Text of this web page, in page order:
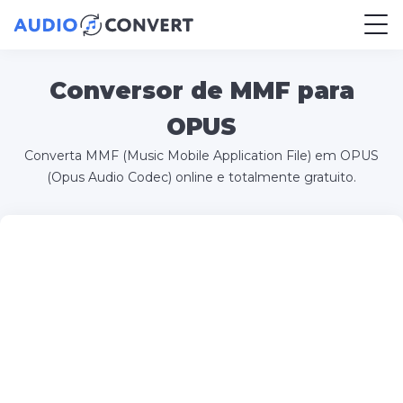
Conversor de MMF para
OPUS
Converta MMF (Music Mobile Application File) em OPUS
(Opus Audio Codec) online e totalmente gratuito.